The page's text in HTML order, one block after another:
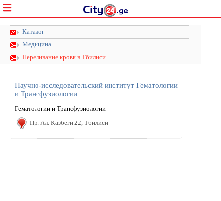
Каталог
Медицина
Переливание крови в Тбилиси
Научно-исследовательский институт Гематологии
и Трансфузиологии
Гематологии и Трансфузиологии
Пр. Ал. Казбеги 22, Тбилиси